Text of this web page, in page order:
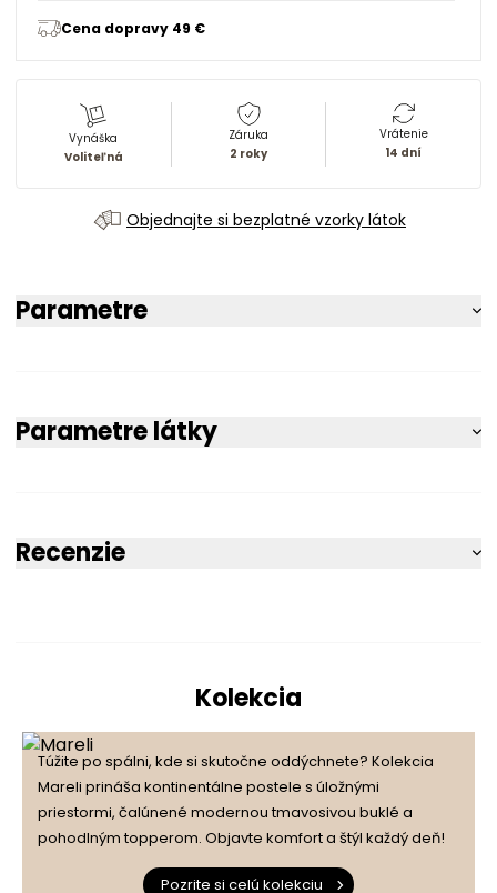
Cena dopravy 49 €
Vynáška
Voliteľná
Záruka
2 roky
Vrátenie
14 dní
Objednajte si bezplatné vzorky látok
Parametre
Parametre látky
Recenzie
1počet recenzií
zo všetkých čias
Získané recenzie a overené
4
3
2 0%
Kolekcia
Túžite po spálni, kde si skutočne oddýchnete? Kolekcia
Mareli prináša kontinentálne postele s úložnými
priestormi, čalúnené modernou tmavosivou buklé a
pohodlným topperom. Objavte komfort a štýl každý deň!
Pozrite si celú kolekciu